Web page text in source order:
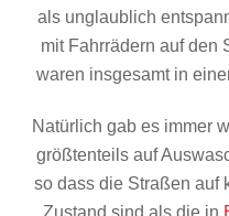
als unglaublich
mit Fahrrädern auf den
waren insgesamt in
Natürlich gab es immer
größtenteils auf
so dass die Straßen auf